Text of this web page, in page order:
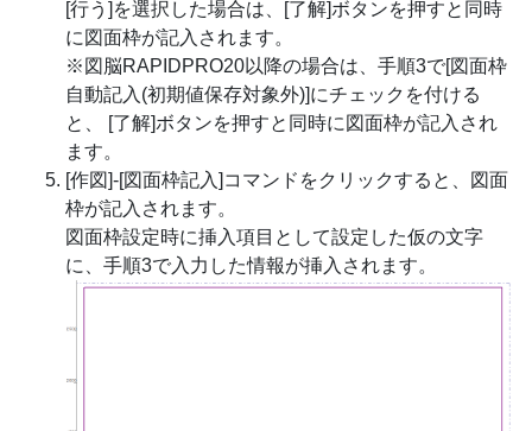
[行う]を選択した場合は、[了解]ボタンを押すと同時
に図面枠が記入されます。
※図脳RAPIDPRO20以降の場合は、手順3で[図面枠
自動記入(初期値保存対象外)]にチェックを付ける
と、 [了解]ボタンを押すと同時に図面枠が記入され
ます。
[作図]-[図面枠記入]コマンドをクリックすると、図面
枠が記入されます。
図面枠設定時に挿入項目として設定した仮の文字
に、手順3で入力した情報が挿入されます。